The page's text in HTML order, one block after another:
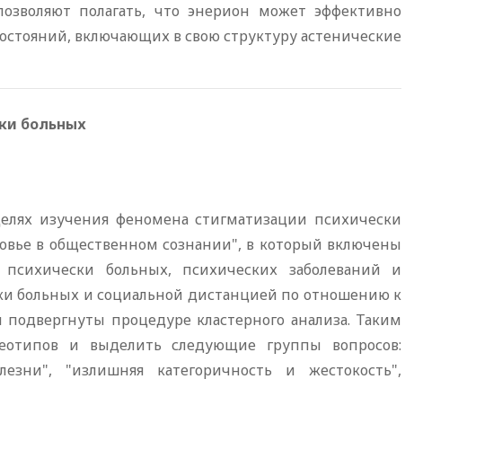
полагать, что энерион может эффективно
включающих в свою структуру астенические
больных
изучения феномена стигматизации психически
в общественном сознании", в который включены
больных, психических заболеваний и
больных и социальной дистанцией по отношению к
процедуре кластерного анализа. Таким
и выделить следующие группы вопросов:
"излишняя категоричность и жестокость",